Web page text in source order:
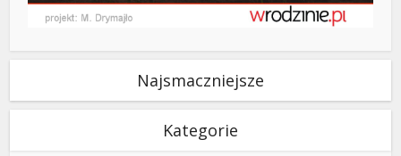
Najsmaczniejsze
Kategorie